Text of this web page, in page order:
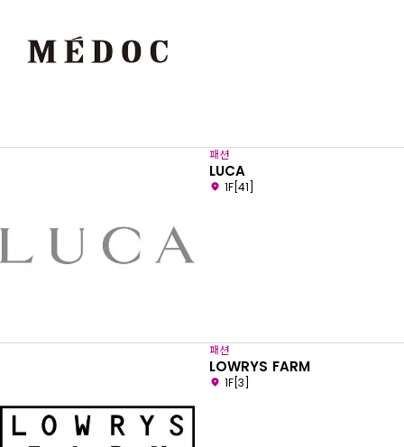
패션
LUCA
1F[41]
패션
LOWRYS FARM
1F[3]